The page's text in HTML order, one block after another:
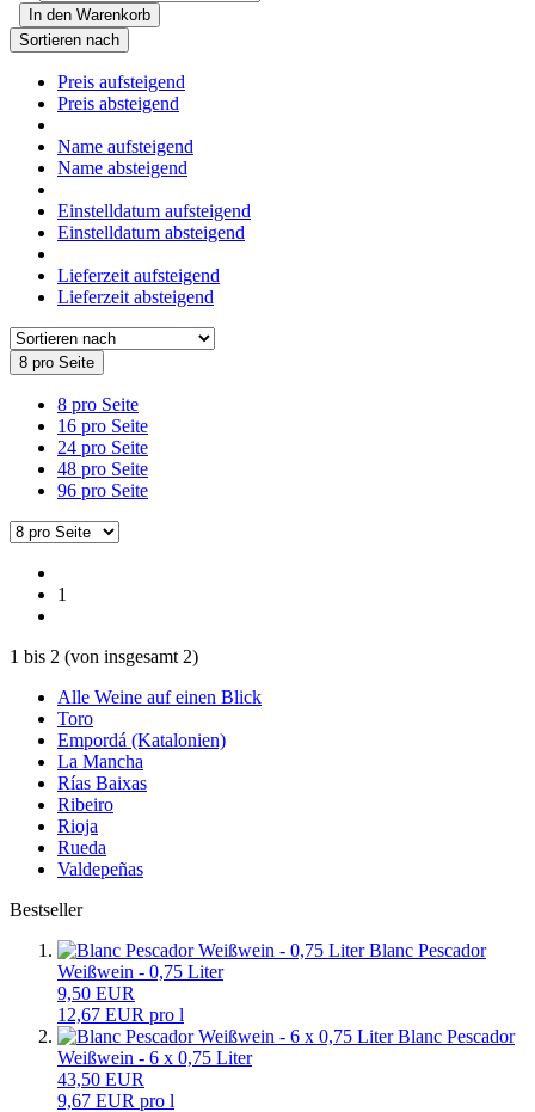
In den Warenkorb
Sortieren nach
Preis aufsteigend
Preis absteigend
Name aufsteigend
Name absteigend
Einstelldatum aufsteigend
Einstelldatum absteigend
Lieferzeit aufsteigend
Lieferzeit absteigend
8 pro Seite
8 pro Seite
16 pro Seite
24 pro Seite
48 pro Seite
96 pro Seite
1
1 bis 2 (von insgesamt 2)
Alle Weine auf einen Blick
Toro
Empordá (Katalonien)
La Mancha
Rías Baixas
Ribeiro
Rioja
Rueda
Valdepeñas
Bestseller
Blanc Pescador
Weißwein - 0,75 Liter
9,50 EUR
12,67 EUR pro l
Blanc Pescador
Weißwein - 6 x 0,75 Liter
43,50 EUR
9,67 EUR pro l